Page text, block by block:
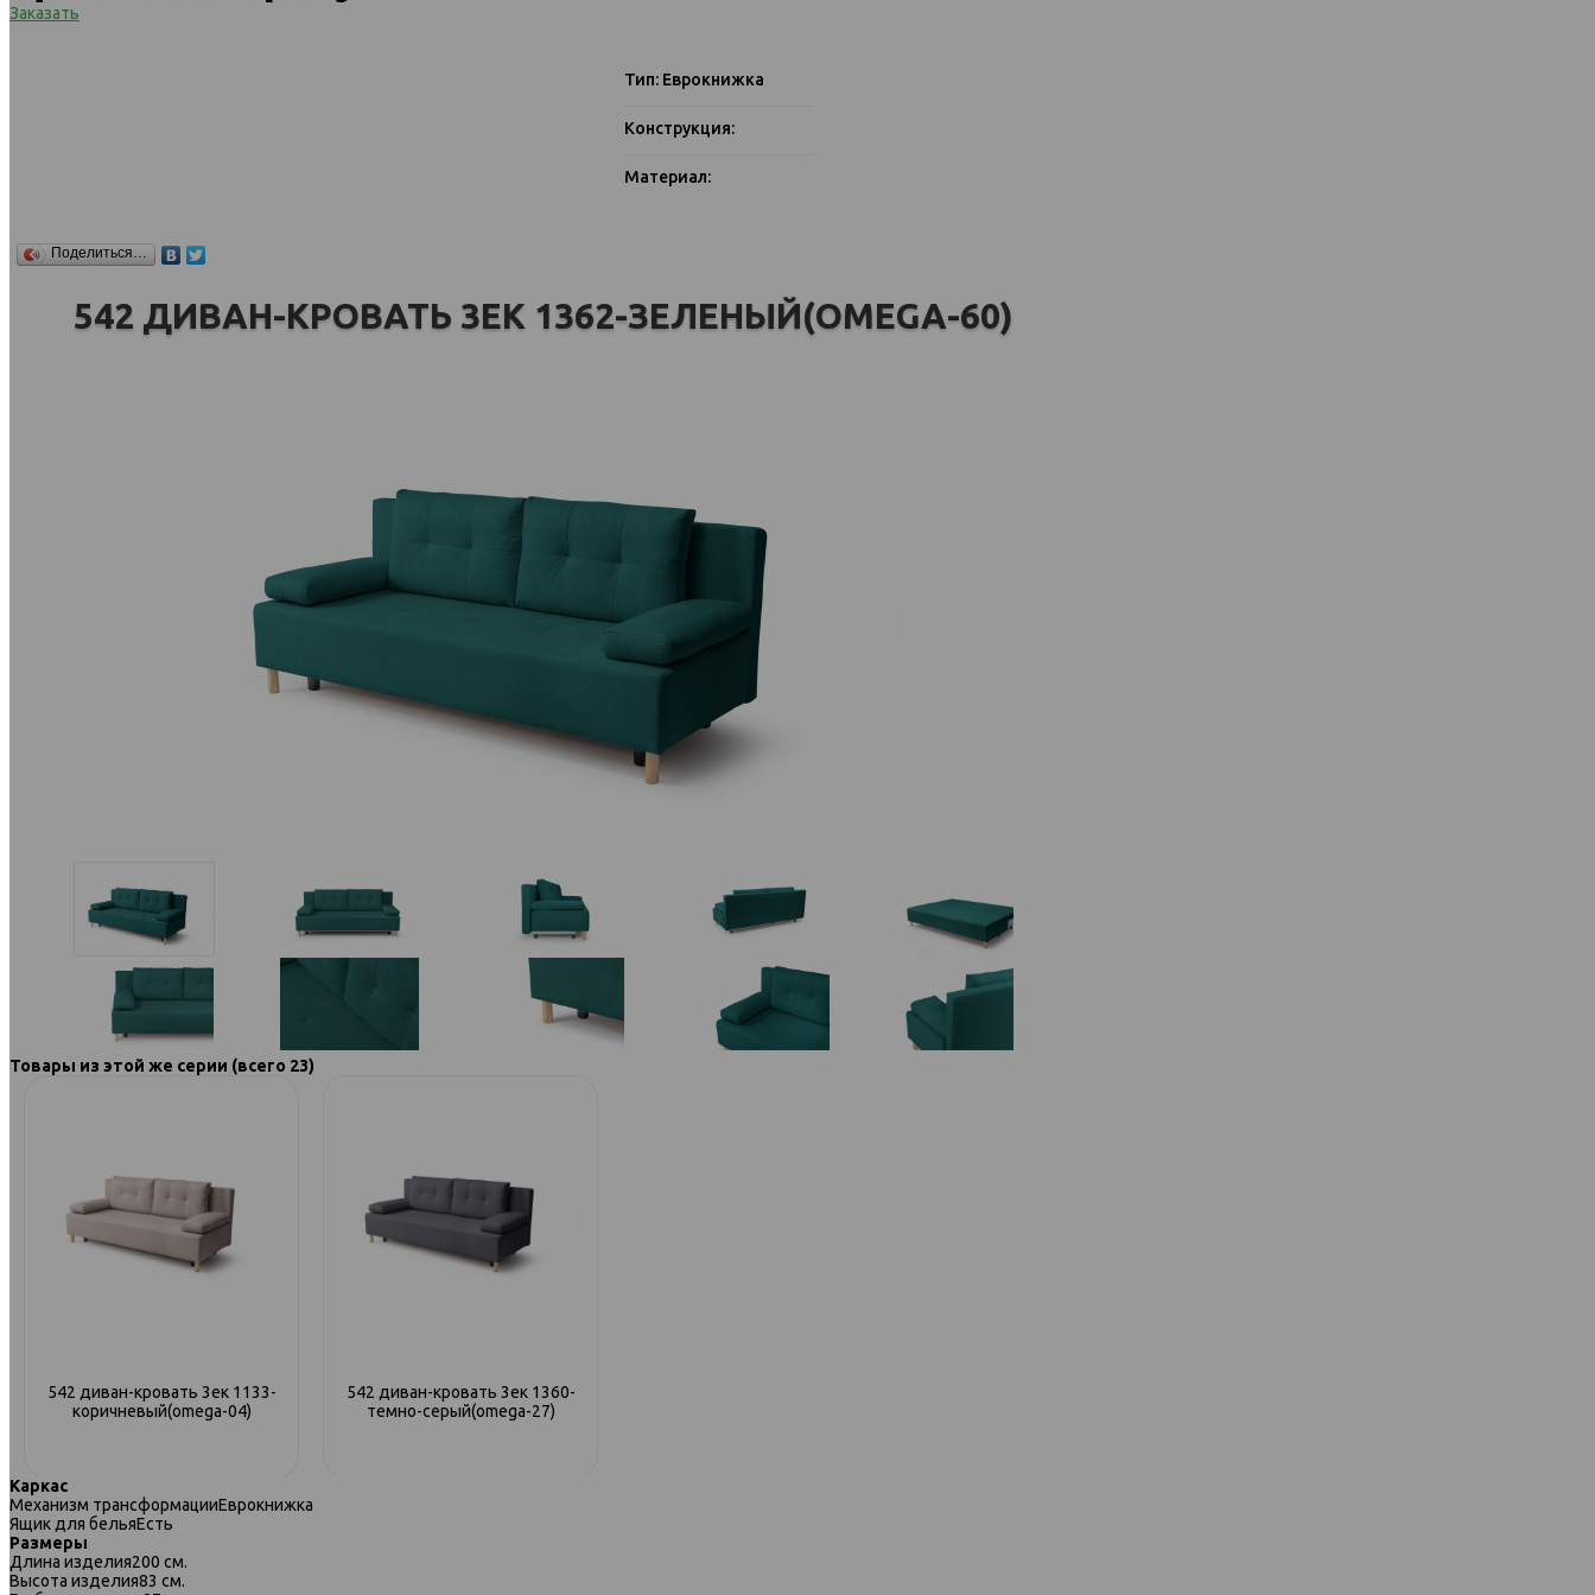
Заказать
Тип: Еврокнижка
Конструкция:
Материал:
Поделиться…
542 ДИВАН-КРОВАТЬ 3ЕК 1362-ЗЕЛЕНЫЙ(OMEGA-60)
Товары из этой же серии (всего 23)
542 диван-кровать 3ек 1133-
коричневый(omega-04)
542 диван-кровать 3ек 1360-
темно-серый(omega-27)
Каркас
Механизм трансформацииЕврокнижка
Ящик для бельяЕсть
Размеры
Длина изделия200 см.
Высота изделия83 см.